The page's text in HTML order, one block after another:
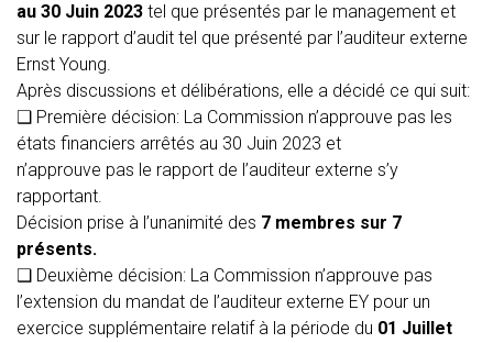
au 30 Juin 2023 tel que présentés par le management et
sur le rapport d’audit tel que présenté par l’auditeur externe
Ernst Young.
Après discussions et délibérations, elle a décidé ce qui suit:
❑ Première décision: La Commission n’approuve pas les
états financiers arrêtés au 30 Juin 2023 et
n’approuve pas le rapport de l’auditeur externe s’y
rapportant.
Décision prise à l’unanimité des 7 membres sur 7
présents.
❑ Deuxième décision: La Commission n’approuve pas
l’extension du mandat de l’auditeur externe EY pour un
exercice supplémentaire relatif à la période du 01 Juillet